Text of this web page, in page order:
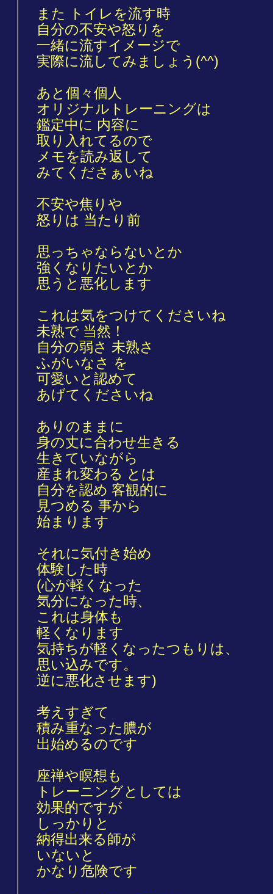
また トイレを流す時
自分の不安や怒りを
一緒に流すイメージで
実際に流してみましょう(^^)
あと個々個人
オリジナルトレーニングは
鑑定中に 内容に
取り入れてるので
メモを読み返して
みてくださぁいね
不安や焦りや
怒りは 当たり前
思っちゃならないとか
強くなりたいとか
思うと悪化します
これは気をつけてくださいね
未熟で 当然！
自分の弱さ 未熟さ
ふがいなさ を
可愛いと認めて
あげてくださいね
ありのままに
身の丈に合わせ生きる
生きていながら
産まれ変わる とは
自分を認め 客観的に
見つめる 事から
始まります
それに気付き始め
体験した時
(心が軽くなった
気分になった時、
これは身体も
軽くなります
気持ちが軽くなったつもりは、
思い込みです。
逆に悪化させます)
考えすぎて
積み重なった膿が
出始めるのです
座禅や瞑想も
トレーニングとしては
効果的ですが
しっかりと
納得出来る師が
いないと
かなり危険です